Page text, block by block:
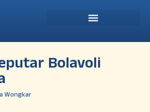
Bolavoli
Wongkar